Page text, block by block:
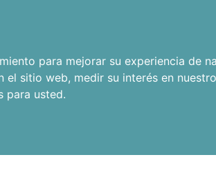
para mejorar su experiencia de
el sitio web, medir su interés en
para usted.